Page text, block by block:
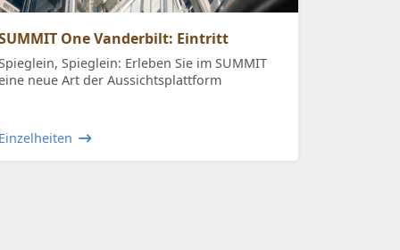
One Vanderbilt: Eintritt
Spieglein: Erleben Sie im SUMMIT
neue Art der Aussichtsplattform